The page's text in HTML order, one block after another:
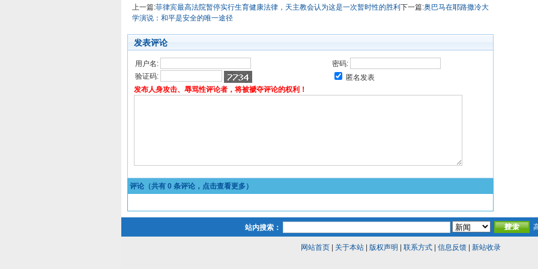
上一篇:菲律宾最高法院暂停实行生育健康法律，天主教会认为这是一次暂时性的胜利 下一篇:奥巴马在耶路撒冷大
学演说：和平是安全的唯一途径
发表评论
用户名:
密码:
验证码:
匿名发表
发布人身攻击、辱骂性评论者，将被褫夺评论的权利！
评论（共有 0 条评论，点击查看更多）
站内搜索：
网站首页| 关于本站| 版权声明 联系方式| 信息反馈| 新站收录